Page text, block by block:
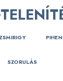
SZORULÁS